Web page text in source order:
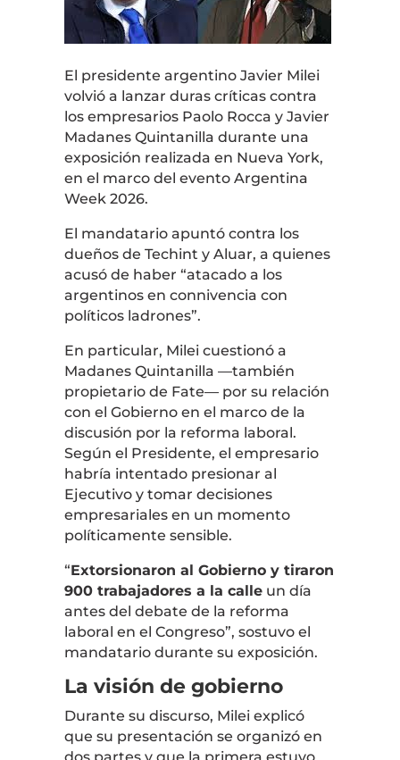
El presidente argentino Javier Milei
volvió a lanzar duras críticas contra
los empresarios Paolo Rocca y Javier
Madanes Quintanilla durante una
exposición realizada en Nueva York,
en el marco del evento Argentina
Week 2026.
El mandatario apuntó contra los
dueños de Techint y Aluar, a quienes
acusó de haber “atacado a los
argentinos en connivencia con
políticos ladrones”.
En particular, Milei cuestionó a
Madanes Quintanilla —también
propietario de Fate— por su relación
con el Gobierno en el marco de la
discusión por la reforma laboral.
Según el Presidente, el empresario
habría intentado presionar al
Ejecutivo y tomar decisiones
empresariales en un momento
políticamente sensible.
“Extorsionaron al Gobierno y tiraron
900 trabajadores a la calleun día
antes del debate de la reforma
laboral en el Congreso”, sostuvo el
mandatario durante su exposición.
La visión de gobierno
Durante su discurso, Milei explicó
que su presentación se organizó en